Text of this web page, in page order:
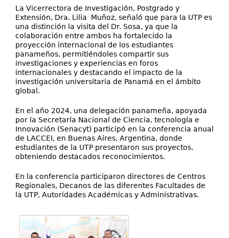
La Vicerrectora de Investigación, Postgrado y
Extensión, Dra. Lilia Muñoz, señaló que para la UTP es
una distinción la visita del Dr. Sosa, ya que la
colaboración entre ambos ha fortalecido la
proyección internacional de los estudiantes
panameños, permitiéndoles compartir sus
investigaciones y experiencias en foros
internacionales y destacando el impacto de la
investigación universitaria de Panamá en el ámbito
global.
En el año 2024, una delegación panameña, apoyada
por la Secretaría Nacional de Ciencia, tecnología e
Innovación (Senacyt) participó en la conferencia anual
de LACCEI, en Buenas Aires, Argentina, donde
estudiantes de la UTP presentaron sus proyectos,
obteniendo destacados reconocimientos.
En la conferencia participaron directores de Centros
Regionales, Decanos de las diferentes Facultades de
la UTP, Autoridades Académicas y Administrativas.